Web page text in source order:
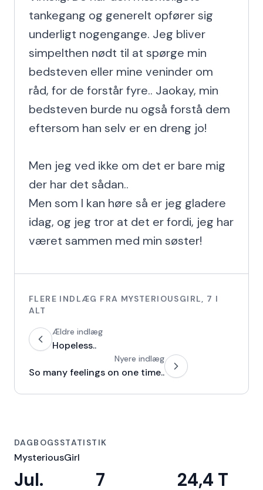
tankegang og generelt opfører sig
underligt nogengange. Jeg bliver
simpelthen nødt til at spørge min
bedsteven eller mine veninder om
råd, for de forstår fyre.. Jaokay, min
bedsteven burde nu også forstå dem
eftersom han selv er en dreng jo!
Men jeg ved ikke om det er bare mig
der har det sådan..
Men som I kan høre så er jeg gladere
idag, og jeg tror at det er fordi, jeg har
været sammen med min søster!
FLERE INDLÆG FRA MYSTERIOUSGIRL, 7 I
ALT
Ældre indlæg
Hopeless..
Nyere indlæg
So many feelings on one time..
DAGBOGSSTATISTIK
MysteriousGirl
Jul.
7 24,4 T